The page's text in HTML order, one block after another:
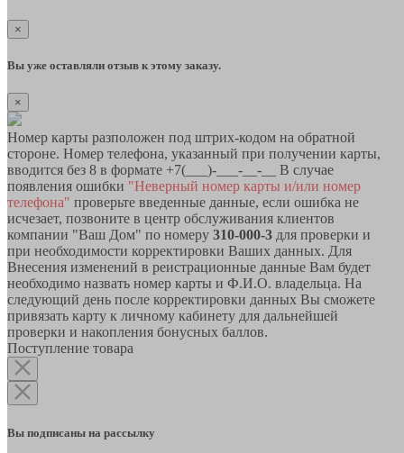
×
Вы уже оставляли отзыв к этому заказу.
×
Номер карты разположен под штрих-кодом на обратной
стороне. Номер телефона, указанный при получении карты,
вводится без 8 в формате +7(___)-___-__-__ В случае
появления ошибки "Неверный номер карты и/или номер
телефона" проверьте введенные данные, если ошибка не
исчезает, позвоните в центр обслуживания клиентов
компании "Ваш Дом" по номеру 310-000-3 для проверки и
при необходимости корректировки Ваших данных. Для
Внесения изменений в реистрационные данные Вам будет
необходимо назвать номер карты и Ф.И.О. владельца. На
следующий день после корректировки данных Вы сможете
привязать карту к личному кабинету для дальнейшей
проверки и накопления бонусных баллов.
Поступление товара
Вы подписаны на рассылку